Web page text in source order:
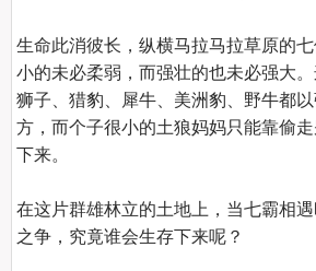
生命此消彼长，纵横马拉马拉草原的
小的未必柔弱，而强壮的也未必强大。
狮子、猎豹、犀牛、美洲豹、野牛都
方，而个子很小的土狼妈妈只能靠偷
下来。
在这片群雄林立的土地上，当七霸相
之争，究竟谁会生存下来呢？